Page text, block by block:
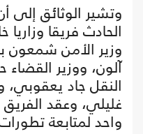
وتشير الوثائق
الحادث فريقا
وزير الأمن شمعون
آلون، ووزير القضاء
النقل جاد يعقوبي،
واحد لمتابعة